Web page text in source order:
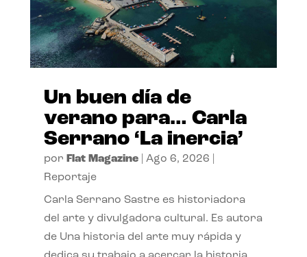
Un buen día de
verano para… Carla
Serrano ‘La inercia’
por Flat Magazine| Ago 6, 2026
Reportaje
Carla Serrano Sastre es historiadora
del arte y divulgadora cultural. Es autora
de Una historia del arte muy rápida y